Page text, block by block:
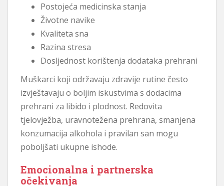
Postojeća medicinska stanja
Životne navike
Kvaliteta sna
Razina stresa
Dosljednost korištenja dodataka prehrani
Muškarci koji održavaju zdravije rutine često
izvještavaju o boljim iskustvima s dodacima
prehrani za libido i plodnost. Redovita
tjelovježba, uravnotežena prehrana, smanjena
konzumacija alkohola i pravilan san mogu
poboljšati ukupne ishode.
Emocionalna i partnerska
očekivanja